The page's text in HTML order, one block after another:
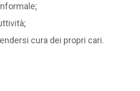
cura dei propri cari.